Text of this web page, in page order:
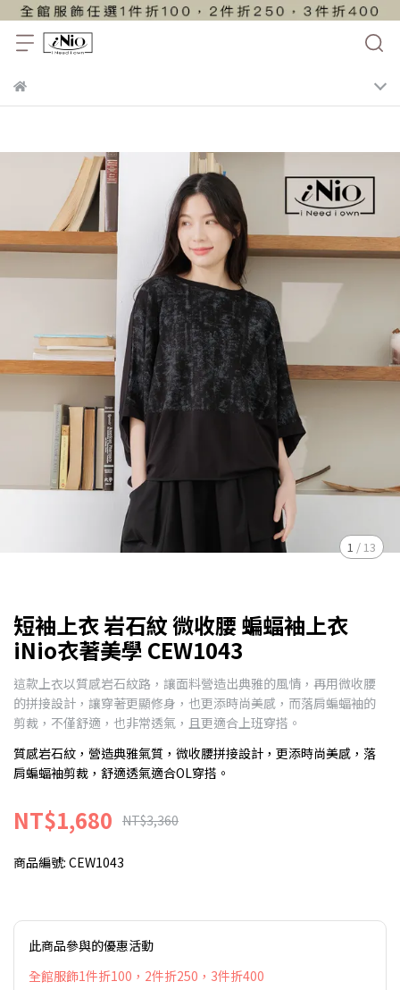
1 /13
短袖上衣 岩石紋 微收腰 蝙蝠袖上衣
iNio衣著美學 CEW1043
這款上衣以質感岩石紋路，讓面料營造出典雅的風情，再用微收腰
的拼接設計，讓穿著更顯修身，也更添時尚美感，而落肩蝙蝠袖的
剪裁，不僅舒適，也非常透氣，且更適合上班穿搭。
質感岩石紋，營造典雅氣質，微收腰拼接設計，更添時尚美感，落
肩蝙蝠袖剪裁，舒適透氣適合OL穿搭。
NT$1,680 NT$3,360
商品編號: CEW1043
此商品參與的優惠活動
全館服飾1件折100，2件折250，3件折400